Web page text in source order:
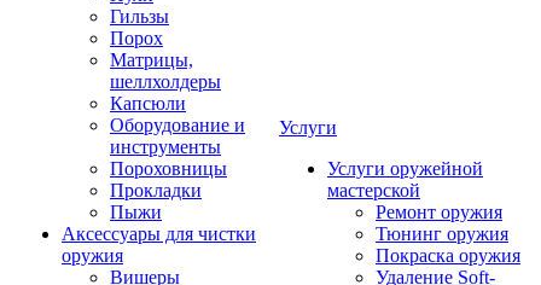
Гильзы
Порох
Матрицы,
шеллхолдеры
Капсюли
Оборудование и
инструменты
Пороховницы
Прокладки
Пыжи
Аксессуары для чистки
оружия
Вишеры
Услуги
Услуги оружейной
мастерской
Ремонт оружия
Тюнинг оружия
Покраска оружия
Удаление Soft-